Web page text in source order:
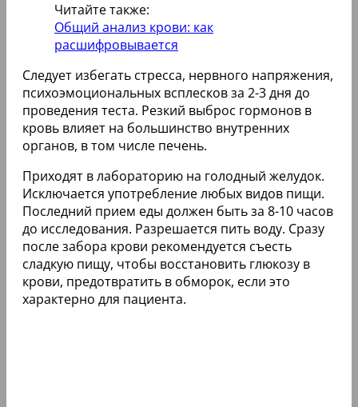
Читайте также:
Общий анализ крови: как
расшифровывается
Следует избегать стресса, нервного напряжения,
психоэмоциональных всплесков за 2-3 дня до
проведения теста. Резкий выброс гормонов в
кровь влияет на большинство внутренних
органов, в том числе печень.
Приходят в лабораторию на голодный желудок.
Исключается употребление любых видов пищи.
Последний прием еды должен быть за 8-10 часов
до исследования. Разрешается пить воду. Сразу
после забора крови рекомендуется съесть
сладкую пищу, чтобы восстановить глюкозу в
крови, предотвратить в обморок, если это
характерно для пациента.